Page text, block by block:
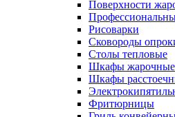
Поверхности
Рисоварки
Сковороды
Столы тепловые
Шкафы жарочные
Шкафы
Фритюрницы